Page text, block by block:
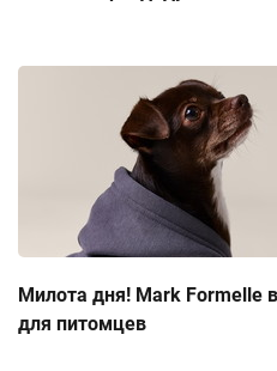
Милота дня! Mark Formelle
для питомцев